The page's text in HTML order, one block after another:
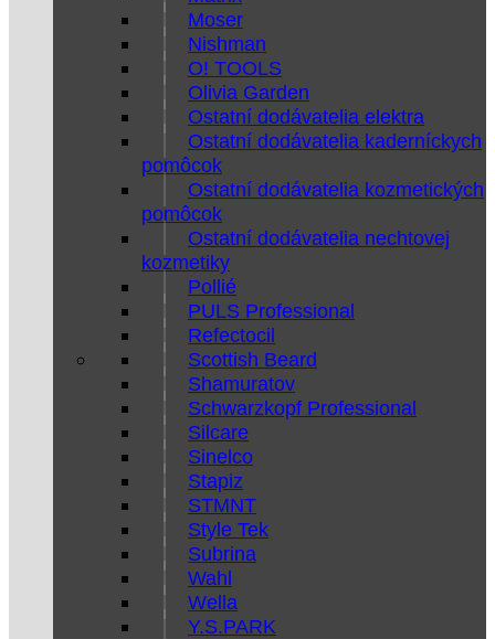
Moser
Nishman
O! TOOLS
Olivia Garden
Ostatní dodávatelia elektra
Ostatní dodávatelia kaderníckych
pomôcok
Ostatní dodávatelia kozmetických
pomôcok
Ostatní dodávatelia nechtovej
kozmetiky
Pollié
PULS Professional
Refectocil
Scottish Beard
Shamuratov
Schwarzkopf Professional
Silcare
Sinelco
Stapiz
STMNT
Style Tek
Subrina
Wahl
Wella
Y.S.PARK